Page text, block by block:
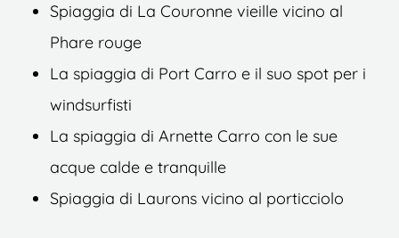
Spiaggia di La Couronne vieille vicino al
Phare rouge
La spiaggia di Port Carro e il suo spot per i
windsurfisti
La spiaggia di Arnette Carro con le sue
acque calde e tranquille
Spiaggia di Laurons vicino al porticciolo